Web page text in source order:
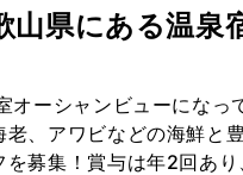
県にある温泉
ーシャンビューになっ
、アワビなどの海鮮と
募集！賞与は年2回あ